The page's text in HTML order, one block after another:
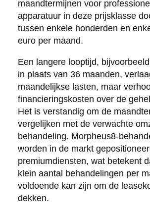
maandtermijnen voor
apparatuur in deze prijsklasse
tussen enkele honderden en
euro per maand.
Een langere looptijd,
in plaats van 36 maanden,
maandelijkse lasten, maar
financieringskosten over de
Het is verstandig om de
vergelijken met de verwachte
behandeling. Morpheus8-
worden in de markt
premiumdiensten, wat betekent
klein aantal behandelingen per
voldoende kan zijn om de
dekken.